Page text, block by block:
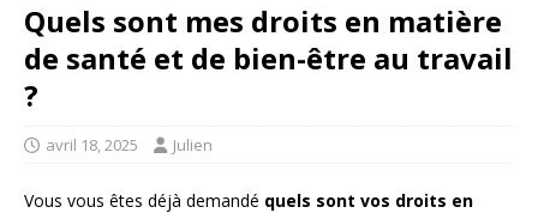
Quels sont mes droits en matière
de santé et de bien-être au travail
?
avril 18, 2025 Julien
Vous vous êtes déjà demandé quels sont vos droits en